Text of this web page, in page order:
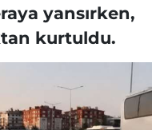
yansırken,
kurtuldu.